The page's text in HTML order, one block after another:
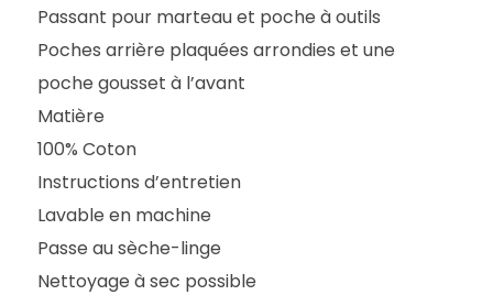
Passant pour marteau et poche à outils
Poches arrière plaquées arrondies et une
poche gousset à l’avant
Matière
100% Coton
Instructions d’entretien
Lavable en machine
Passe au sèche-linge
Nettoyage à sec possible